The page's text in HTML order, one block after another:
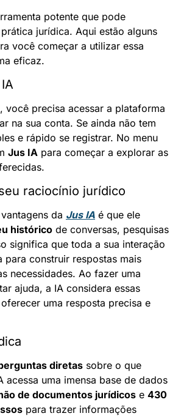
potente que pode
jurídica. Aqui estão alguns
você começar a utilizar essa
eficaz.
você precisa acessar a plataforma
na sua conta. Se ainda não tem
e rápido se registrar. No menu
Jus IA para começar a explorar as
raciocínio jurídico
da Jus IA
histórico de conversas, pesquisas
significa que toda a sua interação
para construir respostas mais
necessidades. Ao fazer uma
ajuda, a IA considera essas
uma resposta precisa e
diretas sobre o que
acessa uma imensa base de dados
de documentos jurídicos e 430
para trazer informações